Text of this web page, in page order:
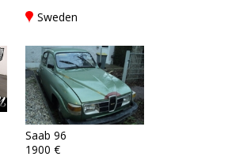
Sweden
Saab 96
1900 €